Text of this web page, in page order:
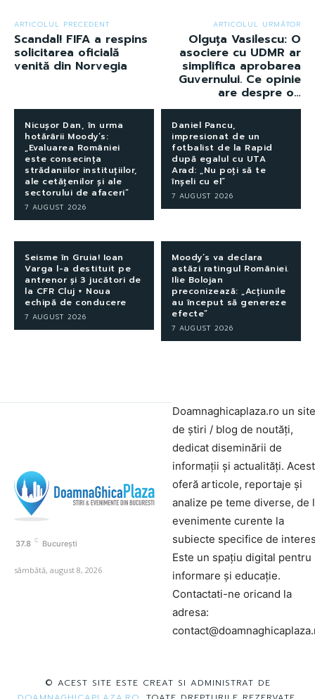
ARTICOLUL PRECEDENT
Scandal! FIFA a respins
solicitarea oficială
venită din Norvegia
ARTICOLUL URMĂTOR
Olguța Vasilescu: O
asociere cu UDMR ar
simplifica aprobarea
Guvernului. Ce opinie
are despre o…
Nicușor Dan, în urma
hotărârii Moody’s:
„Evaluarea României
este consecința
strădaniilor instituțiilor,
ale cetățenilor și ale
sectorului de afaceri”
7 AUGUST 2026
Daniel Pancu,
impresionat de un
fotbalist de la Rapid
după egalul cu UTA
Arad: „Nu poți să te
înșeli cu el”
7 AUGUST 2026
Seisme în Gruia! Ioan
Varga l-a destituit pe
antrenor și 3 jucători de
la CFR Cluj + Noua
echipă de conducere
7 AUGUST 2026
Moody’s va declara
astăzi ratingul României.
Ilie Bolojan
preconizează: „Acțiunile
au început să genereze
efecte”
7 AUGUST 2026
37.8 C București
sâmbătă, august 8, 2026
Doamnaghicaplaza.ro un site
de știri / blog de noutăți,
dedicat diseminării de
informații și actualități.
oferă articole, reportaje și
analize pe teme diverse, de
evenimente curente la
subiecte specifice de
Este un spațiu digital pentru
informare și educație.
Contactati-ne oricand la
adresa:
© ACEST SITE ESTE CREAT SI ADMINISTRAT DE